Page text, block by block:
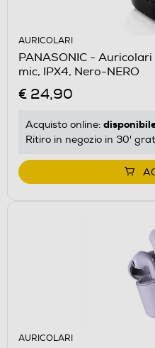
AURICOLARI
PANASONIC - Auricolari
mic, IPX4, Nero-NERO
€ 24,90
Acquisto online:
Ritiro in negozio in 30'
AURICOLARI